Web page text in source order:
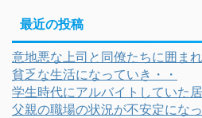
最近の投稿
意地悪な上司と同僚たちに囲ま
貧乏な生活になっていき・・
学生時代にアルバイトしていた
父親の職場の状況が不安定にな